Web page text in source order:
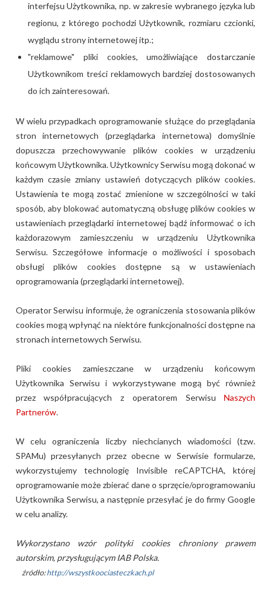
interfejsu Użytkownika, np. w zakresie wybranego języka lub
regionu, z którego pochodzi Użytkownik, rozmiaru czcionki,
wyglądu strony internetowej itp.;
"reklamowe" pliki cookies, umożliwiające dostarczanie
Użytkownikom treści reklamowych bardziej dostosowanych
do ich zainteresowań.
W wielu przypadkach oprogramowanie służące do przeglądania
stron internetowych (przeglądarka internetowa) domyślnie
dopuszcza przechowywanie plików cookies w urządzeniu
końcowym Użytkownika. Użytkownicy Serwisu mogą dokonać w
każdym czasie zmiany ustawień dotyczących plików cookies.
Ustawienia te mogą zostać zmienione w szczególności w taki
sposób, aby blokować automatyczną obsługę plików cookies w
ustawieniach przeglądarki internetowej bądź informować o ich
każdorazowym zamieszczeniu w urządzeniu Użytkownika
Serwisu. Szczegółowe informacje o możliwości i sposobach
obsługi plików cookies dostępne są w ustawieniach
oprogramowania (przeglądarki internetowej).
Operator Serwisu informuje, że ograniczenia stosowania plików
cookies mogą wpłynąć na niektóre funkcjonalności dostępne na
stronach internetowych Serwisu.
Pliki cookies zamieszczane w urządzeniu końcowym
Użytkownika Serwisu i wykorzystywane mogą być również
przez współpracujących z operatorem SerwisuNaszych
Partnerów.
W celu ograniczenia liczby niechcianych wiadomości (tzw.
SPAMu) przesyłanych przez obecne w Serwisie formularze,
wykorzystujemy technologię Invisible reCAPTCHA, której
oprogramowanie może zbierać dane o sprzęcie/oprogramowaniu
Użytkownika Serwisu, a następnie przesyłać je do firmy Google
w celu analizy.
Wykorzystano wzór polityki cookies chroniony prawem
autorskim, przysługującym IAB Polska.
źródło:http://wszystkoociasteczkach.pl